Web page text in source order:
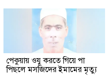
পেকুয়ায় ওযু করতে গিয়ে পা
পিছলে মসজিদের ইমামের মৃত্যু